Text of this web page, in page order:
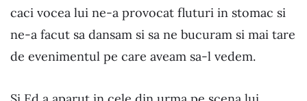
caci vocea lui ne-a provocat fluturi in stomac si
ne-a facut sa dansam si sa ne bucuram si mai tare
de evenimentul pe care aveam sa-l vedem.